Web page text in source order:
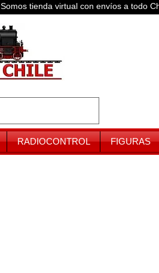
Somos tienda virtual con envíos a
RADIOCONTROL FIGURAS